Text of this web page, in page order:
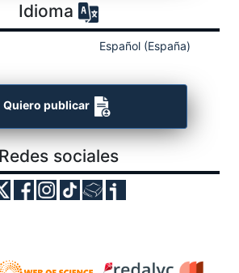
Idioma
Español (España)
Quiero publicar
Redes sociales